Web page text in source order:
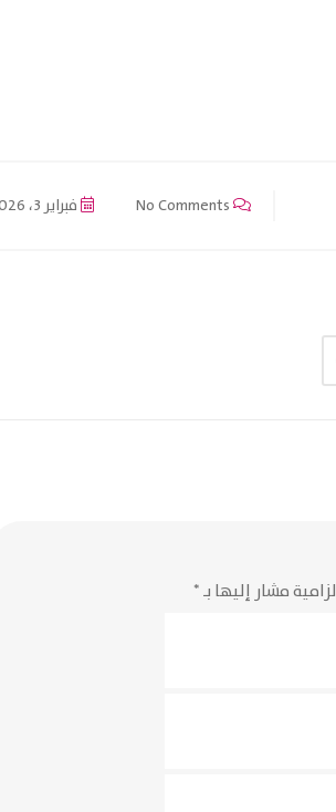
فبراير 3، 2026
مشار إليها بـ*